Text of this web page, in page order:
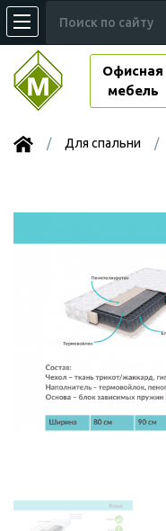
Офисная
мебель
Для спальни